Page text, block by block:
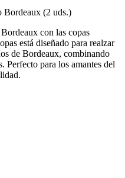
Bordeaux (2 uds.)
con las copas
está diseñado para realzar
de Bordeaux, combinando
Perfecto para los amantes del